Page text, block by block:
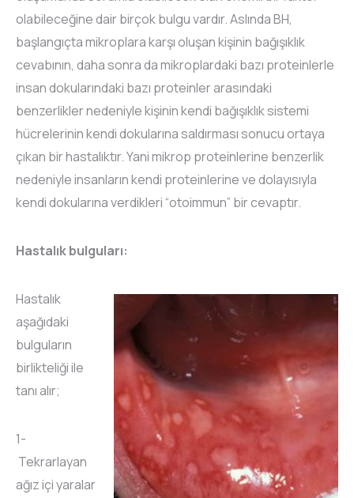
olabileceğine dair birçok bulgu vardır. Aslında BH,
başlangıçta mikroplara karşı oluşan kişinin bağışıklık
cevabının, daha sonra da mikroplardaki bazı proteinlerle
insan dokularındaki bazı proteinler arasındaki
benzerlikler nedeniyle kişinin kendi bağışıklık sistemi
hücrelerinin kendi dokularına saldırması sonucu ortaya
çıkan bir hastalıktır. Yani mikrop proteinlerine benzerlik
nedeniyle insanların kendi proteinlerine ve dolayısıyla
kendi dokularına verdikleri “otoimmun” bir cevaptır.
Hastalık bulguları:
Hastalık
aşağıdaki
bulguların
birlikteliği ile
tanı alır;
1-
Tekrarlayan
ağız içi yaralar